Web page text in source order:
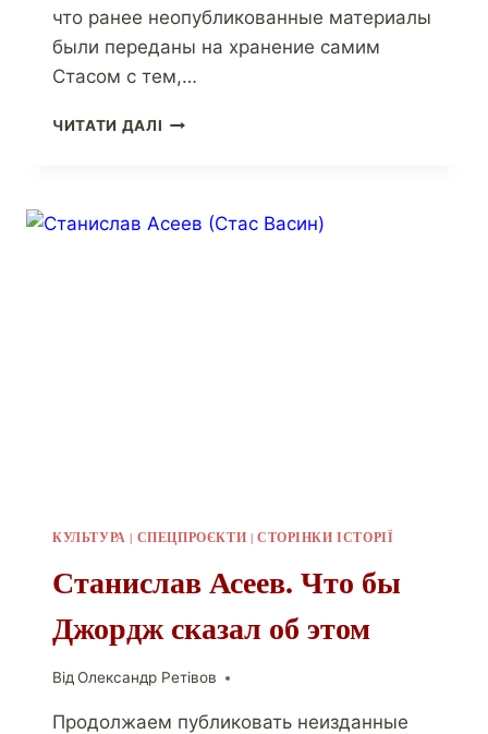
что ранее неопубликованные материалы
были переданы на хранение самим
Стасом с тем,…
ЧИТАТИ ДАЛІ
КУЛЬТУРА | СПЕЦПРОЄКТИ | СТОРІНКИ ІСТОРІЇ
Станислав Асеев. Что бы
Джордж сказал об этом
Від Олександр Ретівов
Продолжаем публиковать неизданные